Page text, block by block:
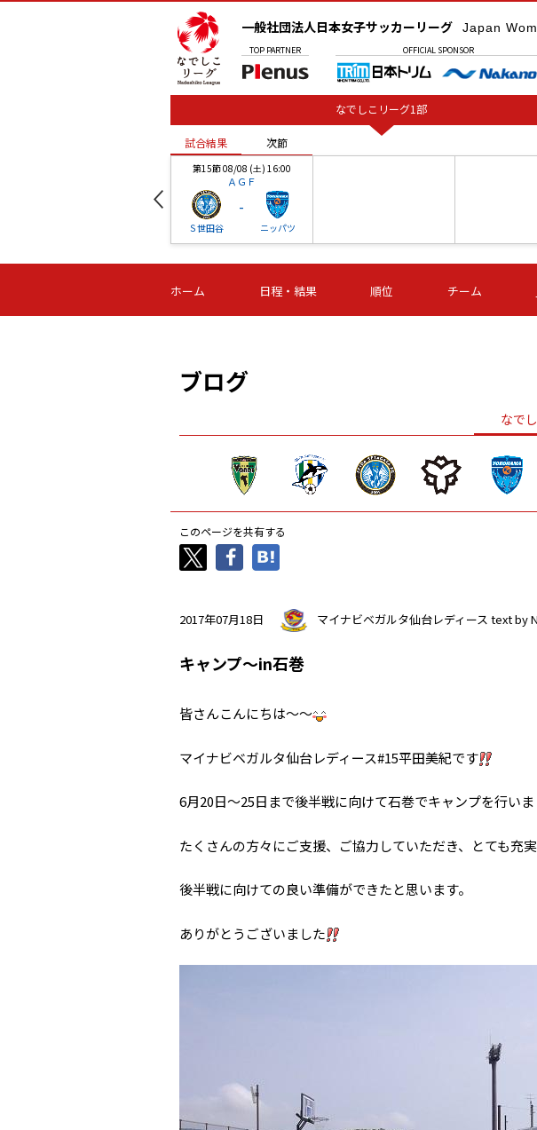
一般社団法人日本女子サッカーリーグ Japan
TOP PARTNER OFFICIAL SPONSOR
なでしこリーグ1部
試合結果 次節
第15節 08/08 (土) 16:00
ＡＧＦ
Ｓ世田谷
-
ニッパツ
-
第16節 09/05 (土) 15:00
ニッパツ
-
第16節 09/05 (土) 15:00
石人の星
-
第16節 09/05 (
ＡＧ
-
試合結果 次節
ホーム 日程・結果 順位 チーム
ブログ
なで
このページを共有する
2017年07月18日 マイナビベガルタ仙台レディース text by
キャンプ～in石巻
皆さんこんにちは～～
マイナビベガルタ仙台レディース#15平田美紀です
6月20日～25日まで後半戦に向けて石巻でキャンプを行い
たくさんの方々にご支援、ご協力していただき、とても充
後半戦に向けての良い準備ができたと思います。
ありがとうございました